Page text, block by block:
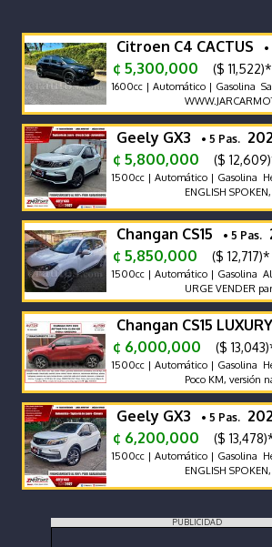
Citroen C4 CACTUS
¢ 5,300,000
($ 11,522)*
1600cc | Automático | Gasolina
Geely GX3 • 5 Pas.
¢ 5,800,000
($
1500cc | Automático | Gasolina
ENGLISH
Changan CS15 • 5 Pas.
¢ 5,850,000
($ 12,717)*
1500cc | Automático | Gasolina
URGE VENDER
Changan CS15 LUXURY
¢ 6,000,000
($
1500cc | Automático | Gasolina
Poco KM, versión
Geely GX3 • 5 Pas.
¢ 6,200,000
($
1500cc | Automático | Gasolina
ENGLISH
PUBLICIDAD